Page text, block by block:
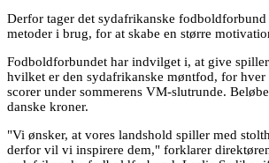
Derfor tager det sydafrikanske fodboldforbund
metoder i brug, for at skabe en større
Fodboldforbundet har indvilget i, at give
hvilket er den sydafrikanske møntfod, for hver
scorer under sommerens VM-slutrunde.
danske kroner.
"Vi ønsker, at vores landshold spiller med
derfor vil vi inspirere dem," forklarer